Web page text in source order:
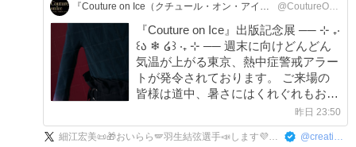
『Couture on Ice（クチュール・オン・アイス） 羽生結弦×伊藤聡美 写真集』＆展示会情報 @CoutureOnIce_tv
『Couture on Ice』出版記念展 ── ⊹ ₊‧
꒰ა ❄ ໒꒱ ‧₊ ⊹ ── 週末に向けどんどん
気温が上がる東京、熱中症警戒アラー
トが発令されております。 ご来場の
皆様は道中、暑さにはくれぐれもお気
昨日 23:50
細江宏美📜🎁おいらら🪽羽生結弦選手📣します💜 🫧Innocent and honest @creation_788